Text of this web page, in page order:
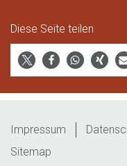
Diese Seite teilen
Impressum
Sitemap